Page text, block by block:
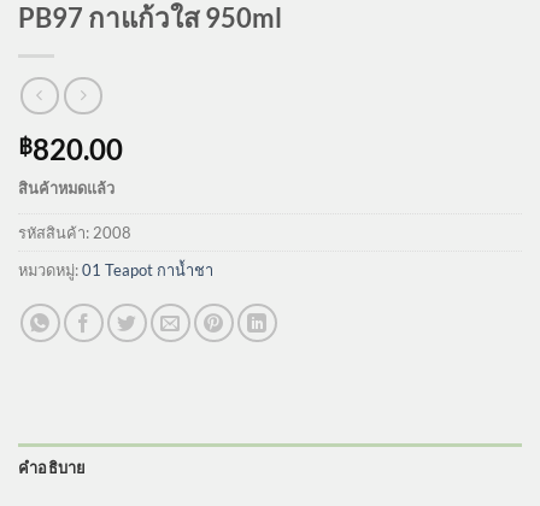
PB97 กาแก้วใส 950ml
฿820.00
สินค้าหมดแล้ว
รหัสสินค้า: 2008
หมวดหมู่:01 Teapot กาน้ำชา
คำอธิบาย